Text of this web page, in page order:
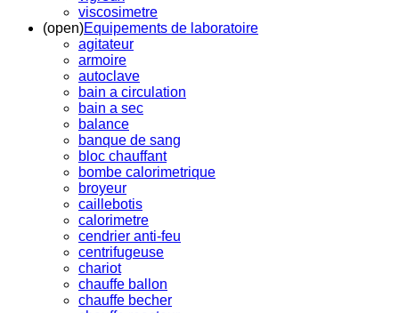
viscosimetre
(open)Equipements de laboratoire
agitateur
armoire
autoclave
bain a circulation
bain a sec
balance
banque de sang
bloc chauffant
bombe calorimetrique
broyeur
caillebotis
calorimetre
cendrier anti-feu
centrifugeuse
chariot
chauffe ballon
chauffe becher